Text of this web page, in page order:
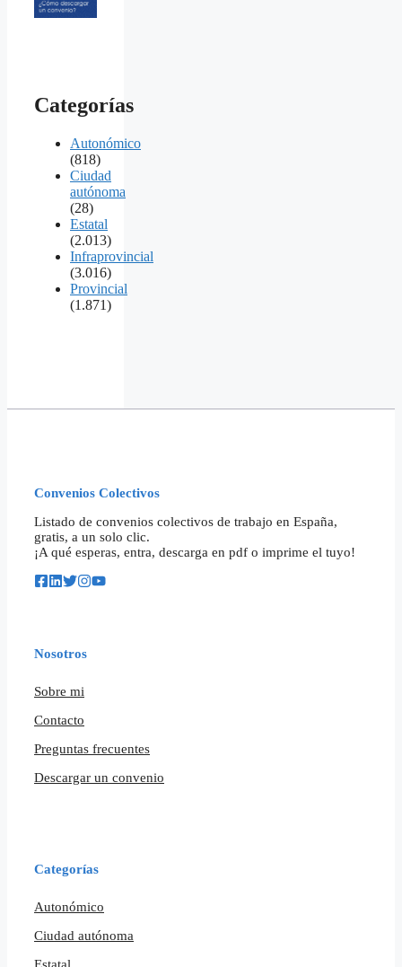
Categorías
Autonómico
(818)
Ciudad
autónoma
(28)
Estatal
(2.013)
Infraprovincial
(3.016)
Provincial
(1.871)
Convenios Colectivos
Listado de convenios colectivos de trabajo en España,
gratis, a un solo clic.
¡A qué esperas, entra, descarga en pdf o imprime el tuyo!
Nosotros
Sobre mi
Contacto
Preguntas frecuentes
Descargar un convenio
Categorías
Autonómico
Ciudad autónoma